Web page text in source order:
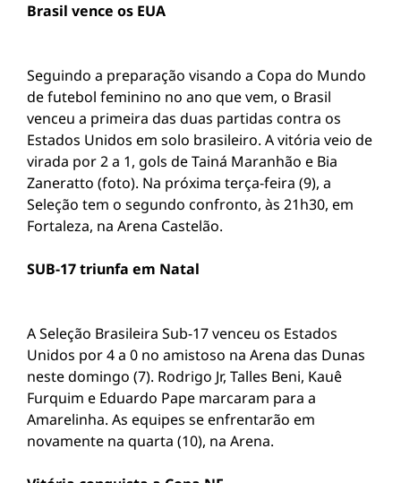
Brasil vence os EUA
Seguindo a preparação visando a Copa do Mundo
de futebol feminino no ano que vem, o Brasil
venceu a primeira das duas partidas contra os
Estados Unidos em solo brasileiro. A vitória veio de
virada por 2 a 1, gols de Tainá Maranhão e Bia
Zaneratto (foto). Na próxima terça-feira (9), a
Seleção tem o segundo confronto, às 21h30, em
Fortaleza, na Arena Castelão.
SUB-17 triunfa em Natal
A Seleção Brasileira Sub-17 venceu os Estados
Unidos por 4 a 0 no amistoso na Arena das Dunas
neste domingo (7). Rodrigo Jr, Talles Beni, Kauê
Furquim e Eduardo Pape marcaram para a
Amarelinha. As equipes se enfrentarão em
novamente na quarta (10), na Arena.